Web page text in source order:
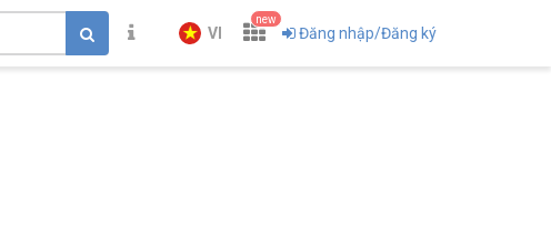
VI
new
Đăng nhập/Đăng ký